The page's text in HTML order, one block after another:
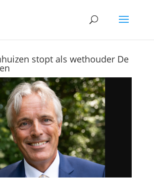
stopt als wethouder De